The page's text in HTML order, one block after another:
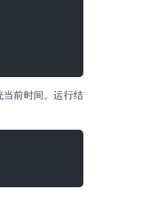
前时间。运行结